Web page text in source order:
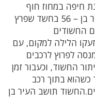
חיפה במחוז חוף
עצרו הלילה "על חם" תושב העיר בן – 56 בחשד שפרץ
החשודים
הלילה למקום, עם
לפרוץ לרכבים
החשוד, וכעבור זמן
בתוך רכב
תושב העיר בן